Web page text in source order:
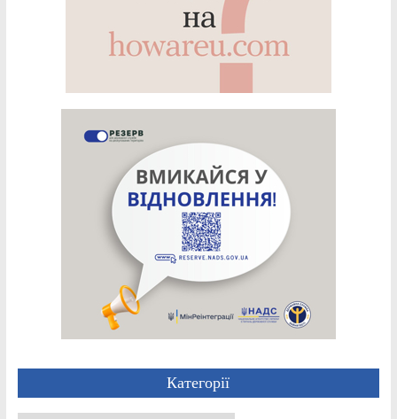
Категорії